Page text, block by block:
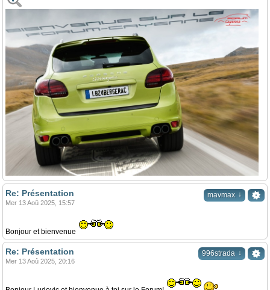
mavmax ↓
Re: Présentation
Mer 13 Aoû 2025, 15:57
Bonjour et bienvenue
996strada ↓
Re: Présentation
Mer 13 Aoû 2025, 20:16